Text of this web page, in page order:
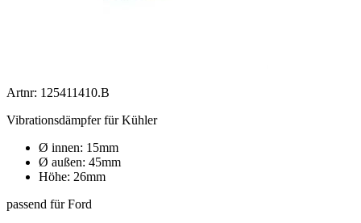
Artnr: 125411410.B
Vibrationsdämpfer für Kühler
Ø innen: 15mm
Ø außen: 45mm
Höhe: 26mm
passend für Ford